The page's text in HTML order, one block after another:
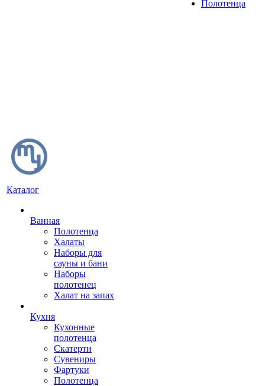
Полотенца
Каталог
Ванная
Полотенца
Халаты
Наборы для
сауны и бани
Наборы
полотенец
Халат на запах
Кухня
Кухонные
полотенца
Скатерти
Сувениры
Фартуки
Полотенца